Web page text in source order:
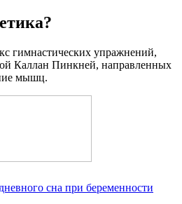
гимнастических упражнений,
Каллан Пинкней, направленных
мышц.
сна при беременности